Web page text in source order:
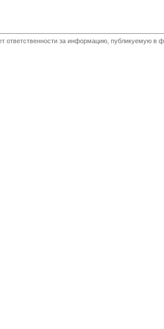
ответственности за информацию, публикуемую